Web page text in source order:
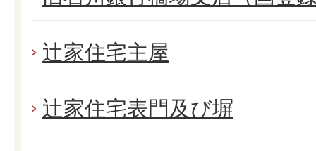
辻家住宅主屋
辻家住宅表門及び塀